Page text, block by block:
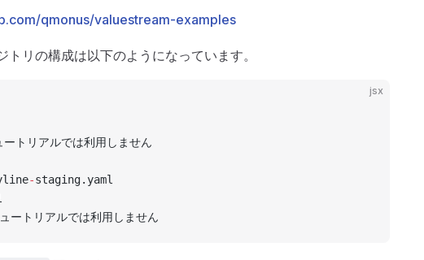
qmonus/valuestream-examples
リの構成は以下のようになっています。
jsx
トリアルでは利用しません
-staging.yaml
トリアルでは利用しません